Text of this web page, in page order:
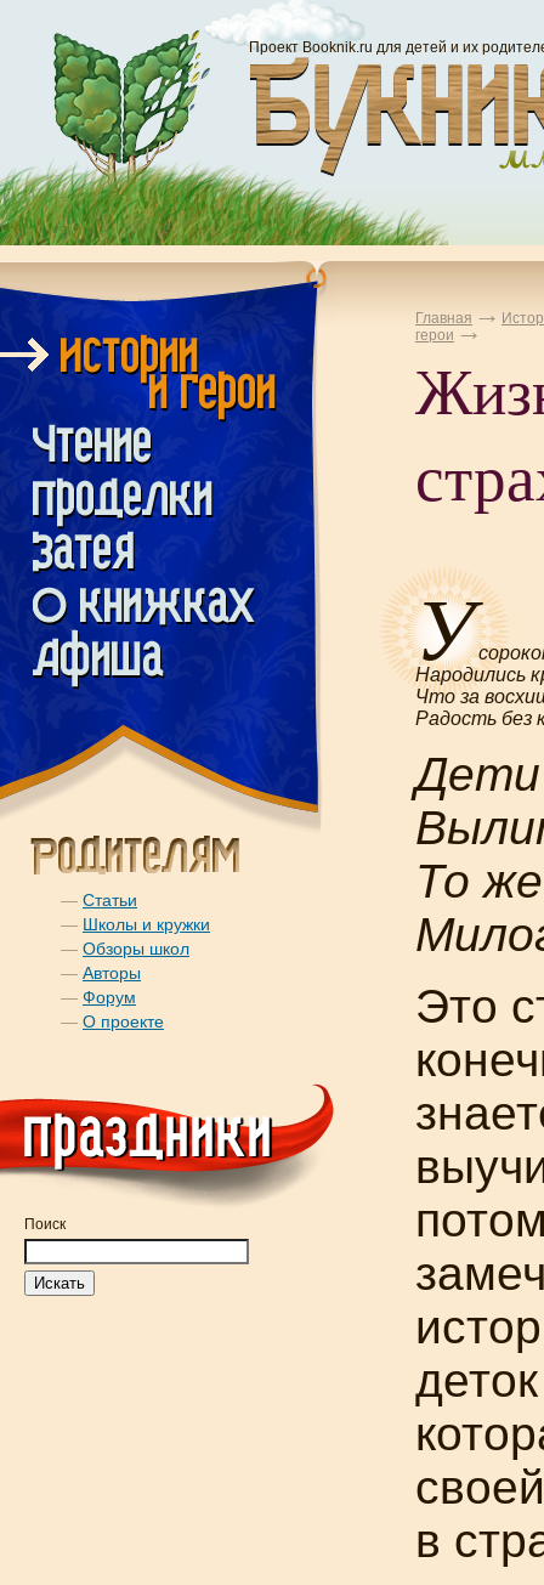
Проект Booknik.ru для детей и их
— Статьи
— Школы и кружки
— Обзоры школ
— Авторы
— Форум
— О проекте
Поиск
Главная
герои
У
Народились
Что за
Радость без
То
Это
в